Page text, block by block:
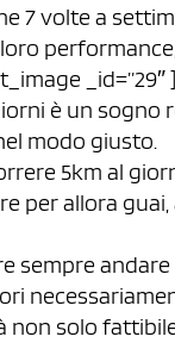
7 volte a
_id=”29″
è un sogno
modo giusto.
5km al
per allora
sempre
solo